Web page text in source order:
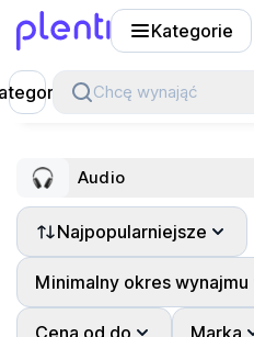
Kategorie
Chcę wynająć
Audio
Pokaż wszystko
Konsole DJ
Najpopularniejsze
Minimalny okres wynajmu
Cena od do Marka